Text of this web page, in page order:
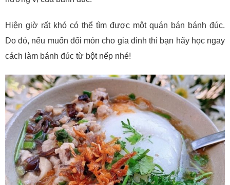
Hiện giờ rất khó có thể tìm được một quán bán bánh đúc.
Do đó, nếu muốn đổi món cho gia đình thì bạn hãy học ngay
cách làm bánh đúc từ bột nếp nhé!